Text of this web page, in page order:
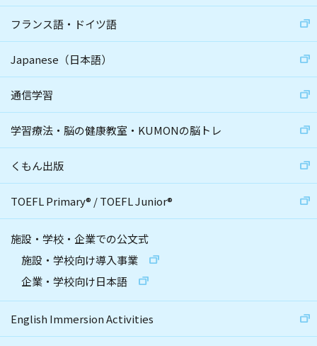
フランス語・ドイツ語
Japanese（日本語）
通信学習
学習療法・脳の健康教室・KUMONの脳トレ
くもん出版
TOEFL Primary® /TOEFL Junior®
施設・学校・企業での公文式
施設・学校向け導入事業
企業・学校向け日本語
English Immersion Activities